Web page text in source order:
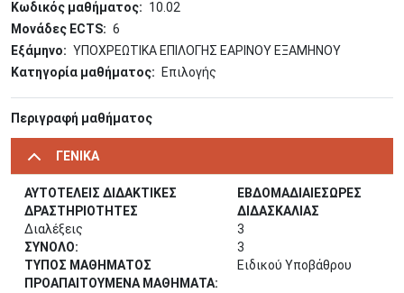
Κωδικός μαθήματος
10.02
Μονάδες ECTS
6
Εξάμηνο
ΥΠΟΧΡΕΩΤΙΚΑ ΕΠΙΛΟΓΗΣ ΕΑΡΙΝΟΥ ΕΞΑΜΗΝΟΥ
Κατηγορία μαθήματος
Επιλογής
Περιγραφή μαθήματος
ΓΕΝΙΚΑ
ΑΥΤΟΤΕΛΕΙΣ ΔΙΔΑΚΤΙΚΕΣ
ΔΡΑΣΤΗΡΙΟΤΗΤΕΣ
ΕΒΔΟΜΑΔΙΑΙΕΣΩΡΕΣ
ΔΙΔΑΣΚΑΛΙΑΣ
Διαλέξεις
3
ΣΥΝΟΛΟ:
3
ΤΥΠΟΣ ΜΑΘΗΜΑΤΟΣ
Ειδικού Υποβάθρου
ΠΡΟΑΠΑΙΤΟΥΜΕΝΑ ΜΑΘΗΜΑΤΑ: